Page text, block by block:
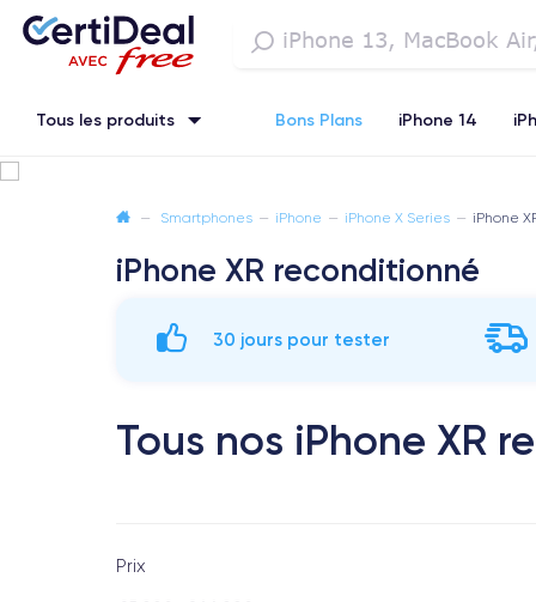
Tous les produits Bons Plans iPhone 14
— Smartphones — iPhone — iPhone X Series — iPhone
iPhone XR reconditionné
30 jours pour tester
Tous nos iPhone XR
Prix